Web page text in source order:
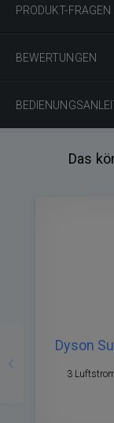
PRODUKT-FRAGEN
BEWERTUNGEN
Das
Dyson
3